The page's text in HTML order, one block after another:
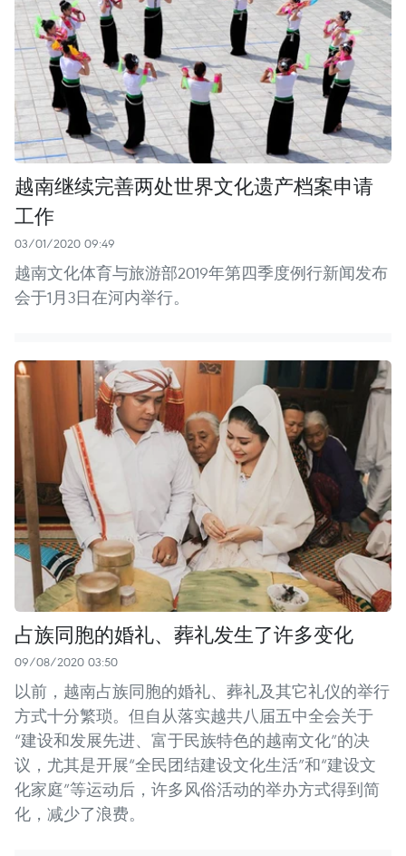
越南继续完善两处世界文化遗产档案申请
工作
03/01/2020 09:49
越南文化体育与旅游部2019年第四季度例行新闻发布
会于1月3日在河内举行。
占族同胞的婚礼、葬礼发生了许多变化
09/08/2020 03:50
以前，越南占族同胞的婚礼、葬礼及其它礼仪的举行
方式十分繁琐。但自从落实越共八届五中全会关于
“建设和发展先进、富于民族特色的越南文化”的决
议，尤其是开展“全民团结建设文化生活”和“建设文
化家庭”等运动后，许多风俗活动的举办方式得到简
化，减少了浪费。